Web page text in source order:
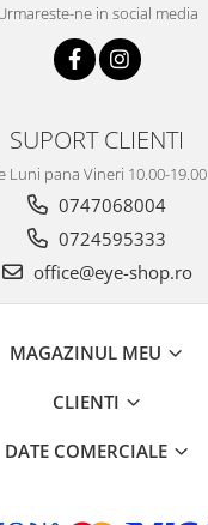
ne in social media
SUPORT CLIENTI
Luni pana Vineri 10.00-19.00
0747068004
0724595333
office@eye-shop.ro
MAGAZINUL MEU
CLIENTI
DATE COMERCIALE